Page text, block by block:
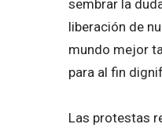
sembrar la
liberación de
mundo mejor
para al fin
Las protestas